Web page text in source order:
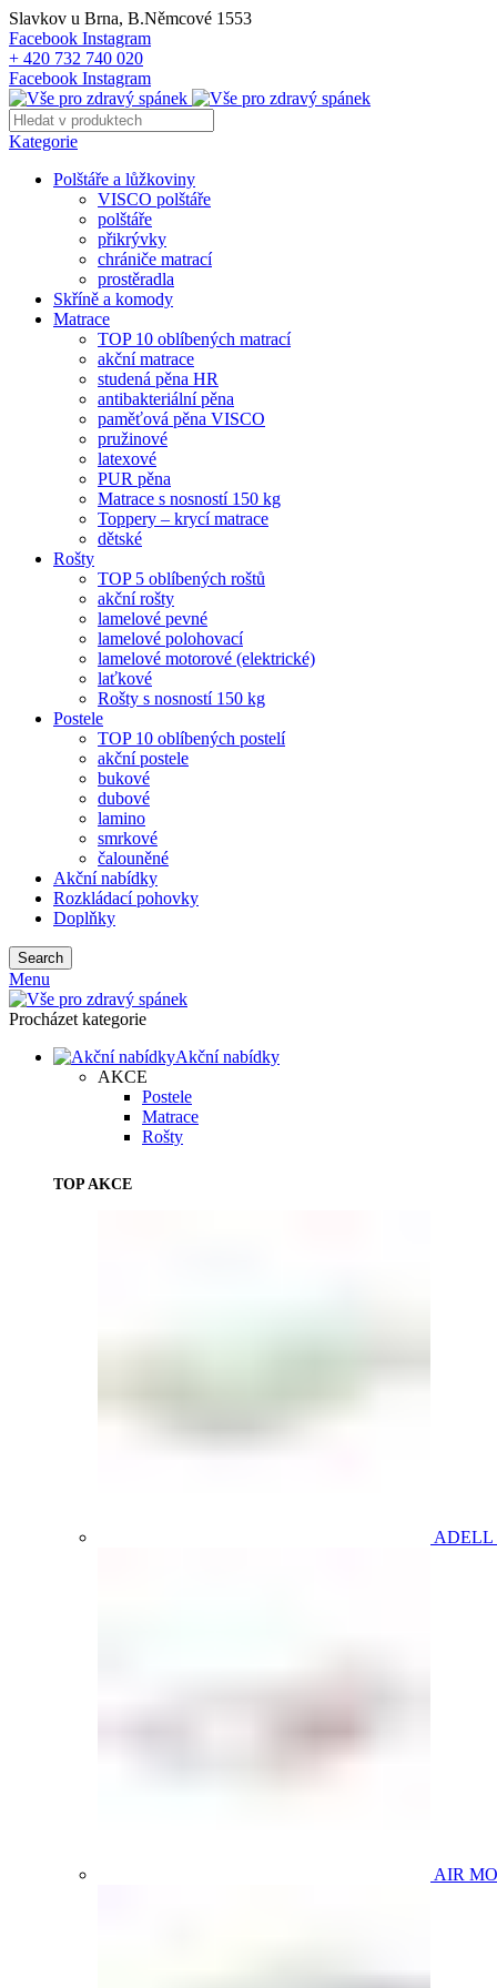
Slavkov u Brna, B.Němcové 1553
Facebook Instagram
+ 420 732 740 020
Facebook Instagram
Kategorie
Polštáře a lůžkoviny
VISCO polštáře
polštáře
přikrývky
chrániče matrací
prostěradla
Skříně a komody
Matrace
TOP 10 oblíbených matrací
akční matrace
studená pěna HR
antibakteriální pěna
paměťová pěna VISCO
pružinové
latexové
PUR pěna
Matrace s nosností 150 kg
Toppery – krycí matrace
dětské
Rošty
TOP 5 oblíbených roštů
akční rošty
lamelové pevné
lamelové polohovací
lamelové motorové (elektrické)
laťkové
Rošty s nosností 150 kg
Postele
TOP 10 oblíbených postelí
akční postele
bukové
dubové
lamino
smrkové
čalouněné
Akční nabídky
Rozkládací pohovky
Doplňky
Search
Menu
Procházet kategorie
Akční nabídky
AKCE
Postele
Matrace
Rošty
TOP AKCE
ADELL
AIR